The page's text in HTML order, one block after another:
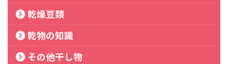
乾燥豆類
乾物の知識
その他干し物